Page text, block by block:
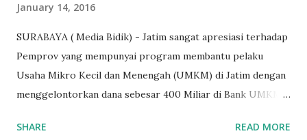
January 14, 2016
SURABAYA ( Media Bidik) - Jatim sangat apresiasi terhadap
Pemprov yang mempunyai program membantu pelaku
Usaha Mikro Kecil dan Menengah (UMKM) di Jatim dengan
menggelontorkan dana sebesar 400 Miliar di Bank UMKM
UMKM di Jatim. Namun Chusainuddin,S.Sos Anggota Komisi
SHARE READ MORE